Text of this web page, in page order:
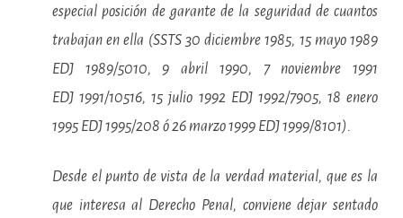
especial posición de garante de la seguridad de cuantos
trabajan en ella (SSTS 30 diciembre 1985, 15 mayo 1989
EDJ 1989/5010, 9 abril 1990, 7 noviembre 1991
EDJ 1991/10516, 15 julio 1992 EDJ 1992/7905, 18 enero
1995 EDJ 1995/208 ó 26 marzo 1999 EDJ 1999/8101).
Desde el punto de vista de la verdad material, que es la
que interesa al Derecho Penal, conviene dejar sentado